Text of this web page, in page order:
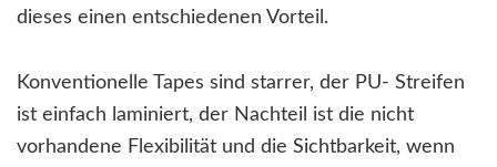
dieses einen entschiedenen Vorteil.
Konventionelle Tapes sind starrer, der PU- Streifen
ist einfach laminiert, der Nachteil ist die nicht
vorhandene Flexibilität und die Sichtbarkeit, wenn